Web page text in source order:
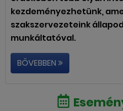
kezdeményezhetünk,
szakszervezeteink
munkáltatóval.
BŐVEBBEN